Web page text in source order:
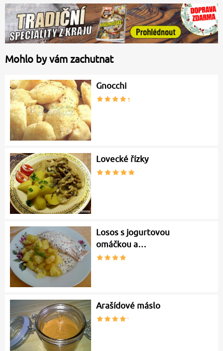
Mohlo by vám zachutnat
Gnocchi
Lovecké řízky
Losos s jogurtovou
omáčkou a…
Arašídové máslo